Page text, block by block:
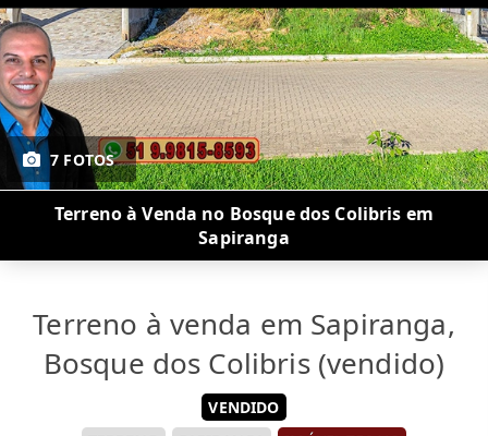
7 FOTOS
Terreno à Venda no Bosque dos Colibris em
Sapiranga
Terreno à venda em Sapiranga,
Bosque dos Colibris (vendido)
VENDIDO